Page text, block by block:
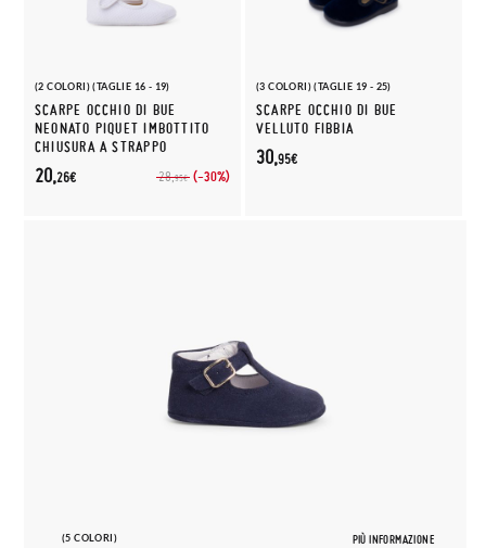
(2 COLORI) (TAGLIE 16 - 19)
SCARPE OCCHIO DI BUE
NEONATO PIQUET IMBOTTITO
CHIUSURA A STRAPPO
28,95€ (-30%)
20,26€
(3 COLORI) (TAGLIE 19 - 25)
SCARPE OCCHIO DI BUE
VELLUTO FIBBIA
30,95€
(5 COLORI) PIÙ INFORMAZIONE